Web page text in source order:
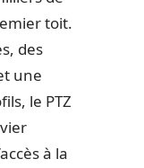
toit.
des
une
le PTZ
à la